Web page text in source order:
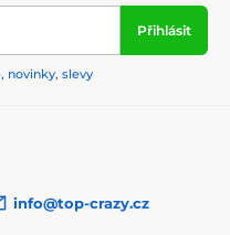
Přihlásit
novinky, slevy
info@top-crazy.cz